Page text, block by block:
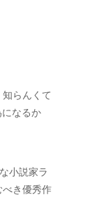
らんくて
なるか
小説家ラ
べき優秀作